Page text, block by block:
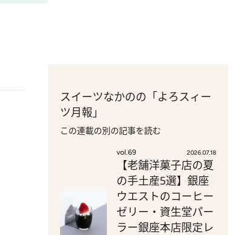
スイーツなかのの「よろスィー
ツ月報」
この連載の別の記事を読む
vol.69 2026.07.18
【老舗洋菓子店の夏
の手土産5選】銀座
ウエストのコーヒー
ゼリー・資生堂パー
ラー銀座本店限定レ